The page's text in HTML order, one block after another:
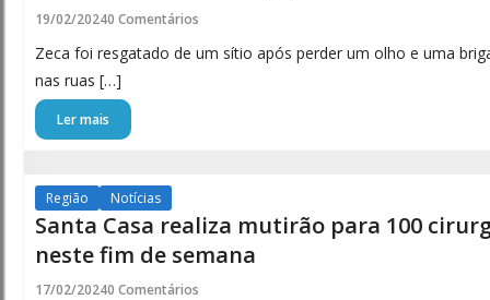
19/02/20240 Comentários
Zeca foi resgatado de um sítio após perder um olho e uma
nas ruas […]
Ler mais
Região Notícias
Santa Casa realiza mutirão para 100
neste fim de semana
17/02/20240 Comentários